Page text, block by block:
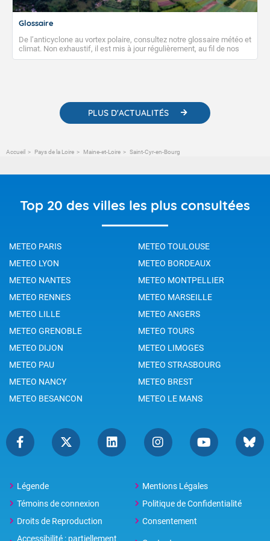
Glossaire
De l’anticyclone au vortex polaire, consultez notre glossaire météo et
climat. Non exhaustif, il est mis à jour régulièrement, au fil de nos
publications. Vous y trouverez également des liens utiles vers nos
PLUS D'ACTUALITÉS
Accueil Pays de la Loire Maine-et-Loire Saint-Cyr-en-Bourg
Top 20 des villes les plus consultées
METEO PARIS
METEO TOULOUSE
METEO LYON
METEO BORDEAUX
METEO NANTES
METEO MONTPELLIER
METEO RENNES
METEO MARSEILLE
METEO LILLE
METEO ANGERS
METEO GRENOBLE
METEO TOURS
METEO DIJON
METEO LIMOGES
METEO PAU
METEO STRASBOURG
METEO NANCY
METEO BREST
METEO BESANCON
METEO LE MANS
Légende
Mentions Légales
Témoins de connexion
Politique de Confidentialité
Droits de Reproduction
Consentement
Accessibilité : partiellement